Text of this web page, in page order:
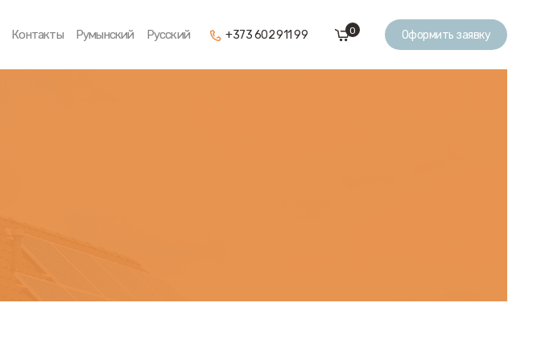
Контакты Румынский Русский +373 602 911 99 0 Оформить заявку